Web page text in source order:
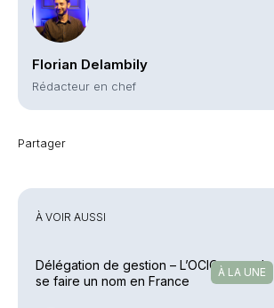
Florian Delambily
Rédacteur en chef
Partager
À VOIR AUSSI
À LA UNE
Délégation de gestion – L’OCIO tente de
se faire un nom en France